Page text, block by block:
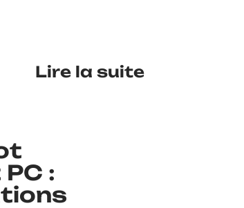
Lire la suite
: